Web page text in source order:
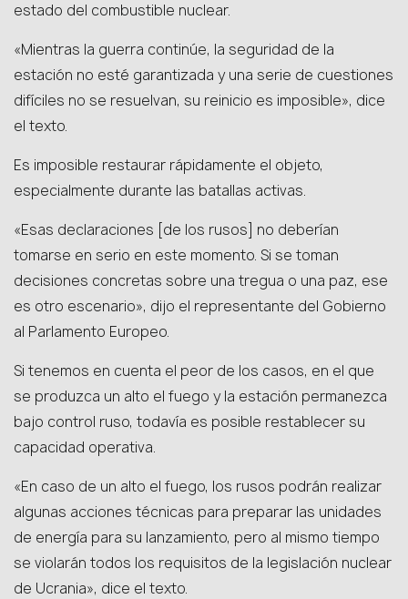
estado del combustible nuclear.
«Mientras la guerra continúe, la seguridad de la
estación no esté garantizada y una serie de cuestiones
difíciles no se resuelvan, su reinicio es imposible», dice
el texto.
Es imposible restaurar rápidamente el objeto,
especialmente durante las batallas activas.
«Esas declaraciones [de los rusos] no deberían
tomarse en serio en este momento. Si se toman
decisiones concretas sobre una tregua o una paz, ese
es otro escenario», dijo el representante del Gobierno
al Parlamento Europeo.
Si tenemos en cuenta el peor de los casos, en el que
se produzca un alto el fuego y la estación permanezca
bajo control ruso, todavía es posible restablecer su
capacidad operativa.
«En caso de un alto el fuego, los rusos podrán realizar
algunas acciones técnicas para preparar las unidades
de energía para su lanzamiento, pero al mismo tiempo
se violarán todos los requisitos de la legislación nuclear
de Ucrania», dice el texto.